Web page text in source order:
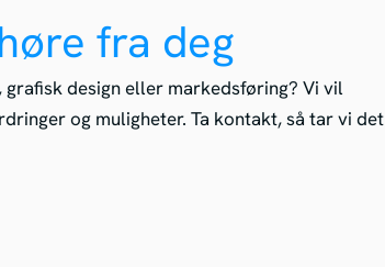
fra deg
grafisk design eller markedsføring? Vi vil
og muligheter. Ta kontakt, så tar vi det